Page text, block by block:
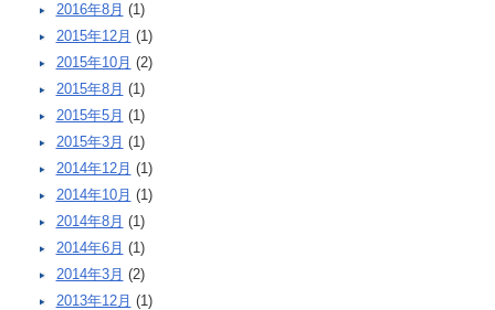
2016年8月 (1)
2015年12月 (1)
2015年10月 (2)
2015年8月 (1)
2015年5月 (1)
2015年3月 (1)
2014年12月 (1)
2014年10月 (1)
2014年8月 (1)
2014年6月 (1)
2014年3月 (2)
2013年12月 (1)